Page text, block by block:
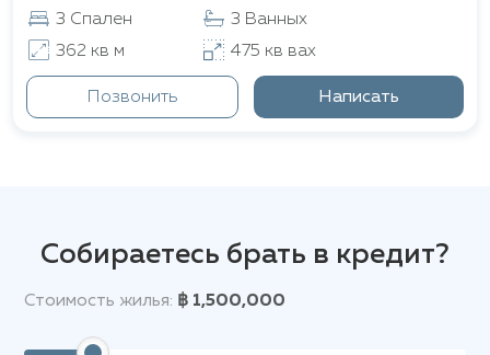
3 Спален
3 Ванных
362 кв м
475 кв вах
Позвонить Написать
Собираетесь брать в кредит?
Стоимость жилья: ฿ 1,500,000